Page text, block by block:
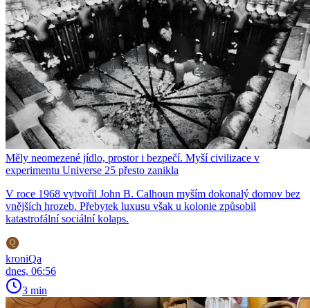
Měly neomezené jídlo, prostor i bezpečí. Myší civilizace v
experimentu Universe 25 přesto zanikla
V roce 1968 vytvořil John B. Calhoun myším dokonalý domov bez
vnějších hrozeb. Přebytek luxusu však u kolonie způsobil
katastrofální sociální kolaps.
kroniQa
dnes, 06:56
3 min